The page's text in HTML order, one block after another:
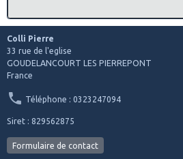
Colli Pierre
33 rue de l'eglise
GOUDELANCOURT LES PIERREPONT
France
Téléphone : 0323247094
Siret : 829562875
Formulaire de contact